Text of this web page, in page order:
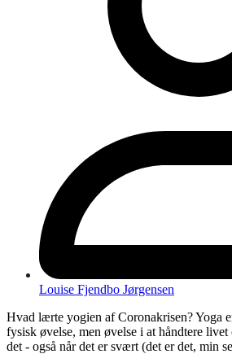
Louise Fjendbo Jørgensen
Hvad lærte yogien af Coronakrisen? Yoga
fysisk øvelse, men øvelse i at håndtere livet
det - også når det er svært (det er det, min